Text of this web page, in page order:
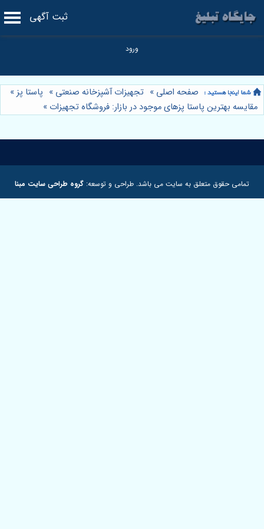
ثبت آگهی
صفحه اصلی » تجهیزات آشپزخانه صنعتی » پاستا پز»
مقایسه بهترین پاستا پزهای موجود در بازار: فروشگاه تجهیزات »
تمامی حقوق متعلق به سایت می باشد. طراحی و توسعه: گروه طراحی سایت مبنا